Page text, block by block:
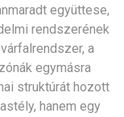
együttese,
rendszerének
a
egymásra
struktúrát hozott
hanem egy